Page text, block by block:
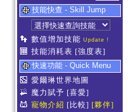
技能快查 - Skill Jump
數值增加技能 Update !
技能消耗表 [強度表]
快速功能 - Quick Menu
愛爾琳世界地圖
魔力賦予 [喜愛]
寵物介紹 [比較] [夥伴]